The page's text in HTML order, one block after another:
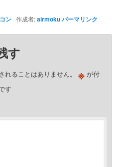
ン 作成者:airmokuパーマリンク
す
れることはありません。 ※ が付
す